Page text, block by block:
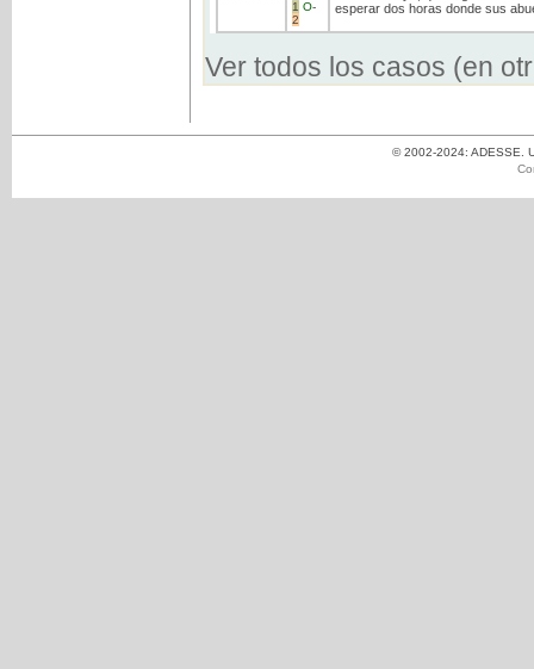
1 O-
2
esperar dos horas donde sus
Ver todos los casos (en
© 2002-2024: ADESSE.